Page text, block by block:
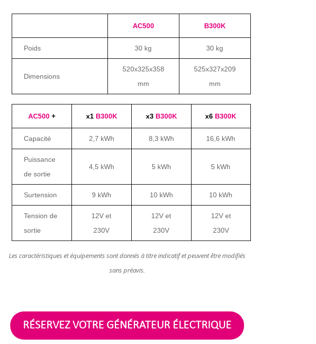
AC500 B300K
Poids 30 kg 30 kg
Dimensions
520x325x358
mm
525x327x209
mm
AC500 + x1B300K x3B300K x6 B300K
Capacité 2,7 kWh 8,3 kWh 16,6 kWh
Puissance
de sortie
4,5 kWh 5 kWh 5 kWh
Surtension 9 kWh 10 kWh 10 kWh
Tension de
sortie
12V et
230V
12V et
230V
12V et
230V
Les caractéristiques et équipements sont donnés à titre indicatif et peuvent être modifiés
sans préavis.
RÉSERVEZ VOTRE GÉNÉRATEUR ÉLECTRIQUE